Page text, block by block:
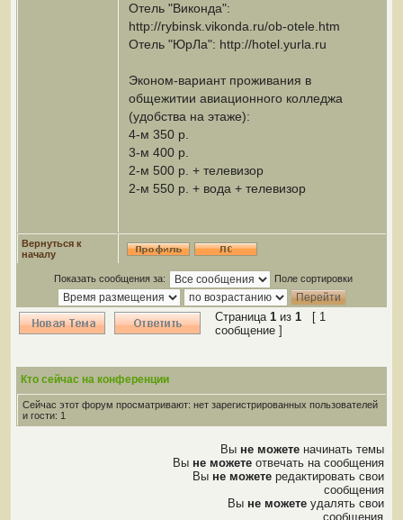
Отель "Виконда":
http://rybinsk.vikonda.ru/ob-otele.htm
Отель "ЮрЛа": http://hotel.yurla.ru
Эконом-вариант проживания в
общежитии авиационного колледжа
(удобства на этаже):
4-м 350 р.
3-м 400 р.
2-м 500 р. + телевизор
2-м 550 р. + вода + телевизор
Вернуться к
началу
Показать сообщения за: Поле сортировки
Страница 1 из 1 [ 1
сообщение ]
Кто сейчас на конференции
Сейчас этот форум просматривают: нет зарегистрированных пользователей
и гости: 1
Вы не можете начинать темы
Вы не можете отвечать на сообщения
Вы не можете редактировать свои
сообщения
Вы не можете удалять свои
сообщения